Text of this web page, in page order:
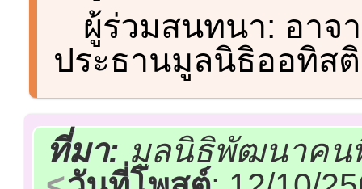
ผู้ร่วมสนทนา: อาจ
ประธานมูลนิธิออทิส
ที่มา:มูลนิธิพัฒนาคน